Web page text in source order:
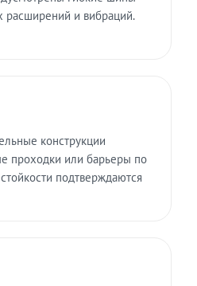
расширений и вибраций.
конструкции
проходки или барьеры по
подтверждаются